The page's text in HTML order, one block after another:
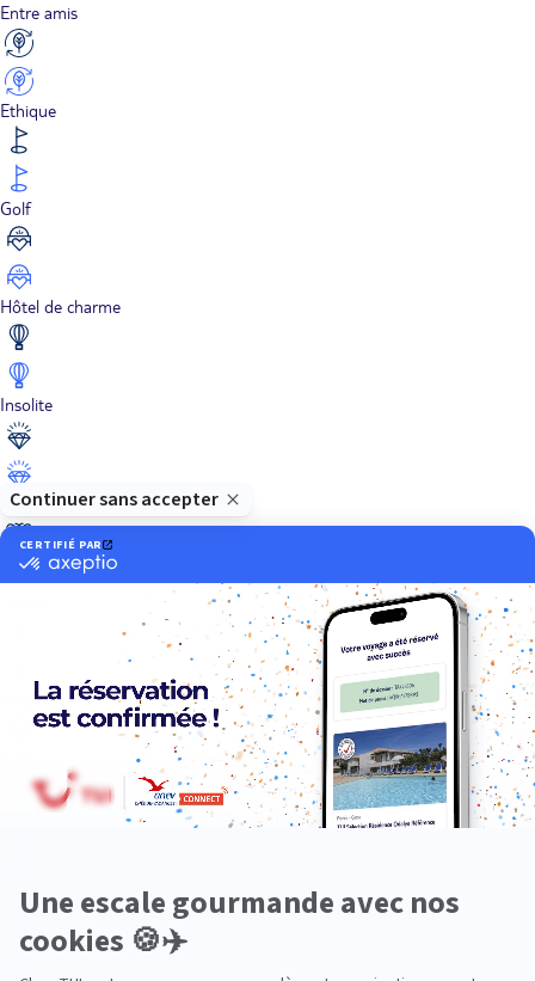
Entre amis
Ethique
Golf
Hôtel de charme
Insolite
Luxe
Neige
Plongée
Premium